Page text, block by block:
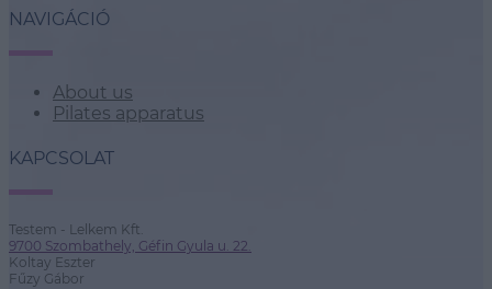
NAVIGÁCIÓ
About us
Pilates apparatus
KAPCSOLAT
Testem - Lelkem Kft.
9700 Szombathely, Géfin Gyula u. 22.
Koltay Eszter
Fűzy Gábor